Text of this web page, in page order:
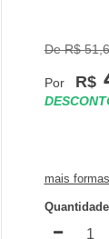
De R$
Por R$
mais